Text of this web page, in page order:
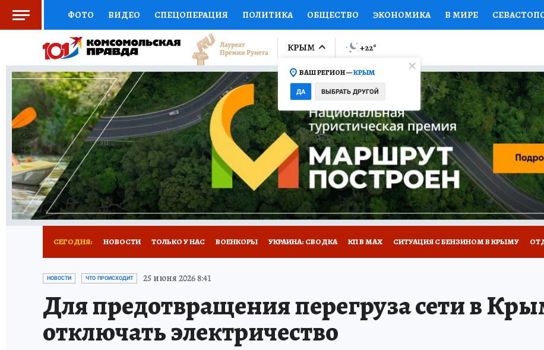
ФОТО ВИДЕО СПЕЦОПЕРАЦИЯ ПОЛИТИКА ОБЩЕСТВО ЭКОНОМИКА В МИРЕ
ЗДОРОВЬЕ СОЦПОДДЕРЖКА НАУКА СПОРТ КОЛУМНИСТЫ
ВЫБОР ЭКСПЕРТОВ ДОКТОР ФИНАНСЫ ОТКРЫВАЕМ МИР СЕМЬЯ ЖЕНСКИЕ
КНИЖНАЯ ПОЛКА ПРОГНОЗЫ НА СПОРТ ПРОМОКОДЫ СЕРИАЛЫ СПЕЦПРОЕКТЫ ДЕФИЦИТ
ПРЕСС-ЦЕНТР НЕДВИЖИМОСТЬ ТЕЛЕВИЗОР КОНКУРСЫ РАБОТА У НАС ГИД ПОТРЕБИТЕЛЯ
КОЛЛЕКЦИИ РЕКЛАМА ТЕСТЫ НОВОЕ НА САЙТЕ
КРЫМ
ВАШ РЕГИОН —КРЫМ
ДА ВЫБРАТЬ ДРУГОЙ
+22°
СЕГОДНЯ: НОВОСТИ ТОЛЬКО У НАС ВОЕНКОРЫ УКРАИНА: СВОДКА КП В МАХ СИТУАЦИЯ С БЕНЗИНОМ В КРЫМУ
СИТУАЦИЯ С МАЗУТОМ В КРЫМУ
НОВОСТИ ЧТО ПРОИСХОДИТ 25 июня 2026 8:41
Для предотвращения перегруза сети в
отключать электричество